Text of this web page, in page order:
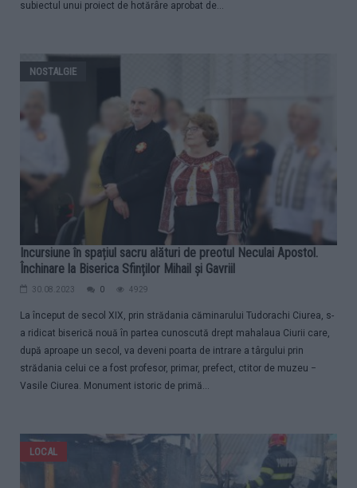
subiectul unui proiect de hotărâre aprobat de...
NOSTALGIE
Incursiune în spațiul sacru alături de preotul Neculai Apostol.
Închinare la Biserica Sfinților Mihail și Gavriil
30.08.2023 0 4929
La început de secol XIX, prin strădania căminarului Tudorachi Ciurea, s-
a ridicat biserică nouă în partea cunoscută drept mahalaua Ciurii care,
după aproape un secol, va deveni poarta de intrare a târgului prin
strădania celui ce a fost profesor, primar, prefect, ctitor de muzeu −
Vasile Ciurea. Monument istoric de primă...
LOCAL